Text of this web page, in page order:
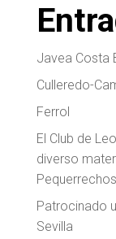
Javea Costa
Culleredo-
Ferrol
El Club de
diverso
Patrocinado
Sevilla